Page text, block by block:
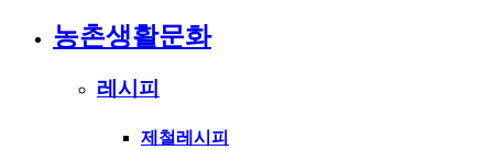
농촌생활문화
레시피
제철레시피